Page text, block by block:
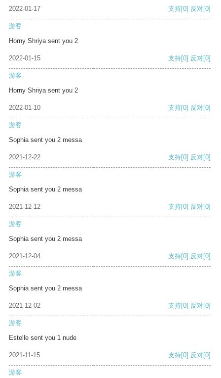
2022-01-17 支持[0] 反对[0]
游客
Horny Shriya sent you 2
2022-01-15 支持[0] 反对[0]
游客
Horny Shriya sent you 2
2022-01-10 支持[0] 反对[0]
游客
Sophia sent you 2 messa
2021-12-22 支持[0] 反对[0]
游客
Sophia sent you 2 messa
2021-12-12 支持[0] 反对[0]
游客
Sophia sent you 2 messa
2021-12-04 支持[0] 反对[0]
游客
Sophia sent you 2 messa
2021-12-02 支持[0] 反对[0]
游客
Estelle sent you 1 nude
2021-11-15 支持[0] 反对[0]
游客